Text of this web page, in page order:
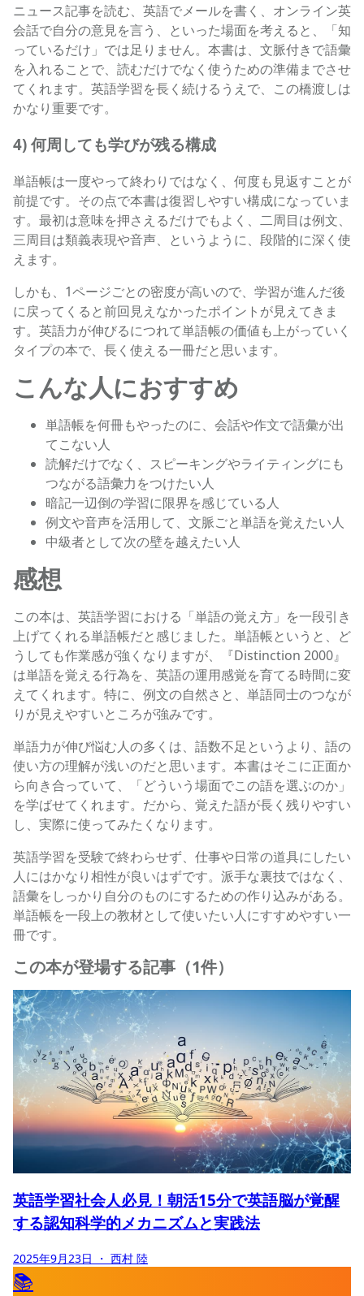
ニュース記事を読む、英語でメールを書く、オンライン英
会話で自分の意見を言う、といった場面を考えると、「知
っているだけ」では足りません。本書は、文脈付きで語彙
を入れることで、読むだけでなく使うための準備までさせ
てくれます。英語学習を長く続けるうえで、この橋渡しは
かなり重要です。
4) 何周しても学びが残る構成
単語帳は一度やって終わりではなく、何度も見返すことが
前提です。その点で本書は復習しやすい構成になっていま
す。最初は意味を押さえるだけでもよく、二周目は例文、
三周目は類義表現や音声、というように、段階的に深く使
えます。
しかも、1ページごとの密度が高いので、学習が進んだ後
に戻ってくると前回見えなかったポイントが見えてきま
す。英語力が伸びるにつれて単語帳の価値も上がっていく
タイプの本で、長く使える一冊だと思います。
こんな人におすすめ
単語帳を何冊もやったのに、会話や作文で語彙が出
てこない人
読解だけでなく、スピーキングやライティングにも
つながる語彙力をつけたい人
暗記一辺倒の学習に限界を感じている人
例文や音声を活用して、文脈ごと単語を覚えたい人
中級者として次の壁を越えたい人
感想
この本は、英語学習における「単語の覚え方」を一段引き
上げてくれる単語帳だと感じました。単語帳というと、ど
うしても作業感が強くなりますが、『Distinction 2000』
は単語を覚える行為を、英語の運用感覚を育てる時間に変
えてくれます。特に、例文の自然さと、単語同士のつなが
りが見えやすいところが強みです。
単語力が伸び悩む人の多くは、語数不足というより、語の
使い方の理解が浅いのだと思います。本書はそこに正面か
ら向き合っていて、「どういう場面でこの語を選ぶのか」
を学ばせてくれます。だから、覚えた語が長く残りやすい
し、実際に使ってみたくなります。
英語学習を受験で終わらせず、仕事や日常の道具にしたい
人にはかなり相性が良いはずです。派手な裏技ではなく、
語彙をしっかり自分のものにするための作り込みがある。
単語帳を一段上の教材として使いたい人にすすめやすい一
冊です。
この本が登場する記事（1件）
英語学習社会人必見！朝活15分で英語脳が覚醒
する認知科学的メカニズムと実践法
2025年9月23日 ・ 西村 陸
📚